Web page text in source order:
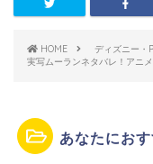
HOME
ディズニー・
実写ムーランネタバレ！アニ
あなたにお